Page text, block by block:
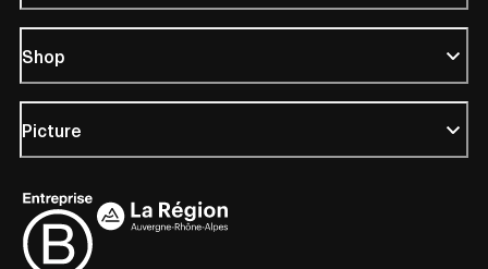
Shop
Picture